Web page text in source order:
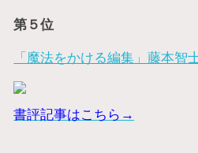
第５位
「魔法をかける編集」藤本智
書評記事はこちら→